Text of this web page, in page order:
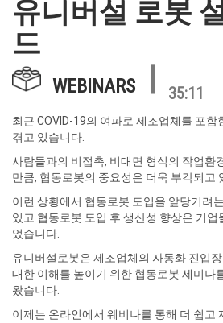
유니버설 로봇
드
WEBINARS 35:11
최근 COVID-19의 여파로 제조업체를 포
겪고 있습니다.
사람들과의 비접촉, 비대면 형식의 작업환
만큼, 협동로봇의 중요성은 더욱 부각되고
이런 상황에서 협동로봇 도입을 앞당기려
있고 협동로봇 도입 후 생산성 향상은 기업
었습니다.
유니버설로봇은 제조업체의 자동화 진입
대한 이해를 높이기 위한 협동로봇 세미나
왔습니다.
이제는 온라인에서 웨비나를 통해 더 쉽고